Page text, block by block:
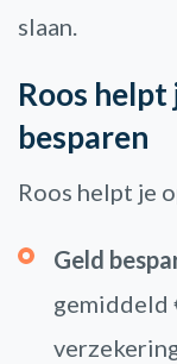
slaan.
Roos helpt
besparen
Roos helpt je
Geld
gemiddeld